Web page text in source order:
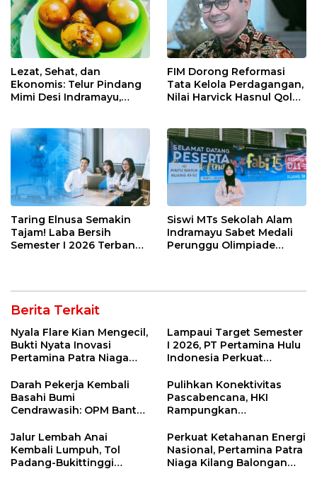
Lezat, Sehat, dan
Ekonomis: Telur Pindang
Mimi Desi Indramayu,
Ketagihan!
FIM Dorong Reformasi
Tata Kelola Perdagangan,
Nilai Harvick Hasnul Qolbi
Taring Elnusa Semakin
Tajam! Laba Bersih
Semester I 2026 Terbang
Siswi MTs Sekolah Alam
Indramayu Sabet Medali
Perunggu Olimpiade
Berita Terkait
Nyala Flare Kian Mengecil,
Bukti Nyata Inovasi
Pertamina Patra Niaga
Net Zero Emission 2060
Lampaui Target Semester
I 2026, PT Pertamina Hulu
Indonesia Perkuat
Nasional Lewat Inovasi &
Keselamatan Kerja
Darah Pekerja Kembali
Basahi Bumi
Cendrawasih: OPM Bantai
di Tolikara!
Pulihkan Konektivitas
Pascabencana, HKI
Rampungkan
Lembah Anai dan Malalak
Jalur Lembah Anai
Kembali Lumpuh, Tol
Padang-Bukittinggi
Perkuat Ketahanan Energi
Nasional, Pertamina Patra
Niaga Kilang Balongan